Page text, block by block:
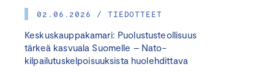
02.06.2026 / TIEDOTTEET
Keskuskauppakamari: Puolustusteollisuus
tärkeä kasvuala Suomelle – Nato-
kilpailutuskelpoisuuksista huolehdittava